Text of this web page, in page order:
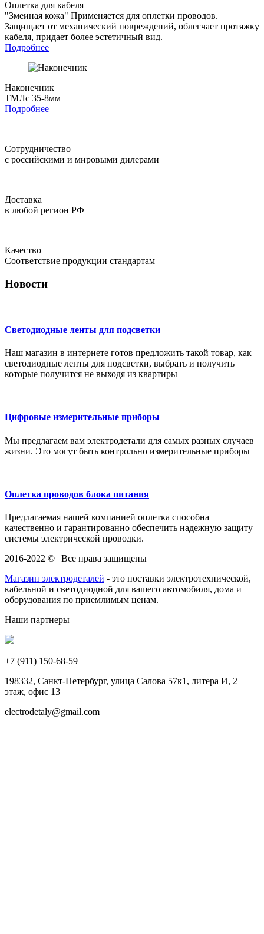
Оплетка для кабеля
"Змеиная кожа" Применяется для оплетки проводов.
Защищает от механический повреждений, облегчает протяжку
кабеля, придает более эстетичный вид.
Подробнее
Наконечник
ТМЛс 35-8мм
Подробнее
Сотрудничество
с российскими и мировыми дилерами
Доставка
в любой регион РФ
Качество
Соответствие продукции стандартам
Новости
Светодиодные ленты для подсветки
Наш магазин в интернете готов предложить такой товар, как
светодиодные ленты для подсветки, выбрать и получить
которые получится не выходя из квартиры
Цифровые измерительные приборы
Мы предлагаем вам электродетали для самых разных случаев
жизни. Это могут быть контрольно измерительные приборы
Оплетка проводов блока питания
Предлагаемая нашей компанией оплетка способна
качественно и гарантированно обеспечить надежную защиту
системы электрической проводки.
2016-2022 © | Все права защищены
Магазин электродеталей - это поставки электротехнической,
кабельной и светодиодной для вашего автомобиля, дома и
оборудования по приемлимым ценам.
Наши партнеры
+7 (911) 150-68-59
198332, Санкт-Петербург, улица Салова 57к1, литера И, 2
этаж, офис 13
electrodetaly@gmail.com